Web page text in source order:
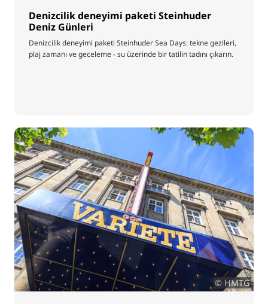
Denizcilik deneyimi paketi Steinhuder
Deniz Günleri
Denizcilik deneyimi paketi Steinhuder Sea Days: tekne gezileri,
plaj zamanı ve geceleme - su üzerinde bir tatilin tadını çıkarın.
© HMTG